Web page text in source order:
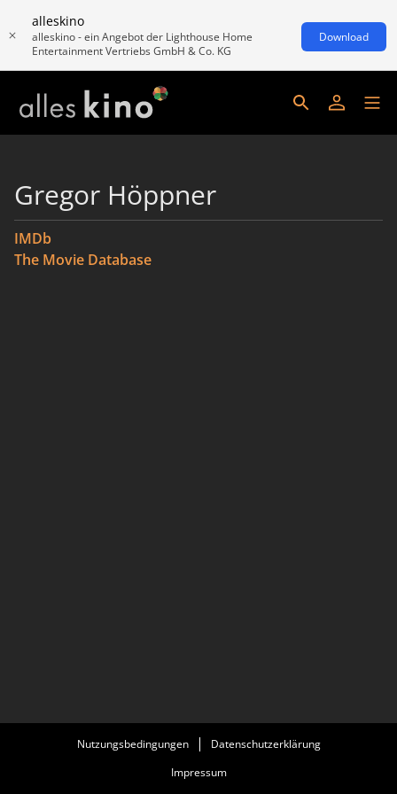
alleskino
alleskino - ein Angebot der Lighthouse Home
Entertainment Vertriebs GmbH & Co. KG
Download
Gregor Höppner
IMDb
The Movie Database
Nutzungsbedingungen
Datenschutzerklärung
Impressum